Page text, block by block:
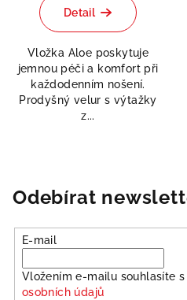
Detail
Vložka Aloe poskytuje
jemnou péči a komfort při
každodenním nošení.
Prodyšný velur s výtažky
z...
Odebírat
E-mail
Vložením e-mailu souhlasíte s
osobních údajů
Powered by